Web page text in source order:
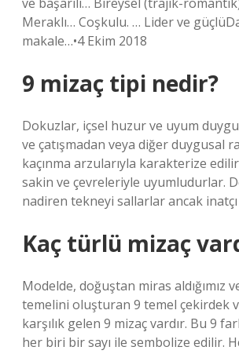
Meraklı… Coşkulu. … Lider ve
makale…•4 Ekim 2018
9 mizaç tipi nedir?
Dokuzlar, içsel huzur ve uyum
ve çatışmadan veya diğer duygusal
kaçınma arzularıyla karakterize
sakin ve çevreleriyle uyumludurlar.
nadiren tekneyi sallarlar ancak
Kaç türlü mizaç
Modelde, doğuştan miras aldığımız
temelini oluşturan 9 temel çekirdek
karşılık gelen 9 mizaç vardır. Bu 9
her biri bir sayı ile sembolize edilir.